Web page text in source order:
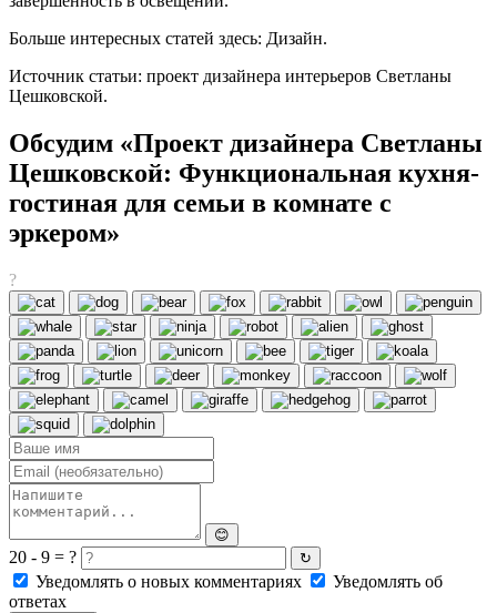
Больше интересных статей здесь: Дизайн.
Источник статьи: проект дизайнера интерьеров Светланы
Цешковской.
Обсудим «Проект дизайнера Светланы
Цешковской: Функциональная кухня-
гостиная для семьи в комнате с
эркером»
?
😊
20 - 9 = ? ↻
Уведомлять о новых комментариях
Уведомлять об
ответах